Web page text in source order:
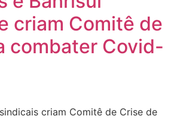
criam Comitê de
combater Covid-
criam Comitê de Crise de